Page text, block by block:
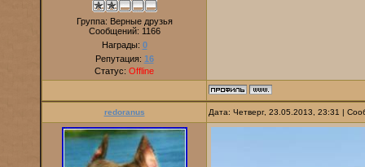
Группа: Верные друзья
Сообщений: 1166
Награды: 0
Репутация: 16
Статус: Offline
redoranus Дата: Четверг, 23.05.2013, 23:31 |